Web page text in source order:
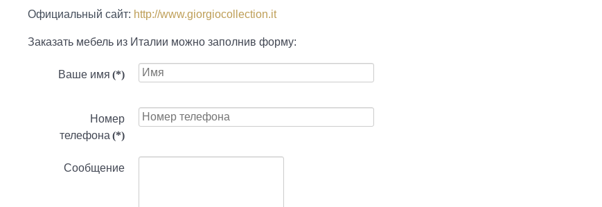
Официальный сайт: http://www.giorgiocollection.it
Заказать мебель из Италии можно заполнив форму:
Ваше имя (*)
Номер
телефона (*)
Сообщение